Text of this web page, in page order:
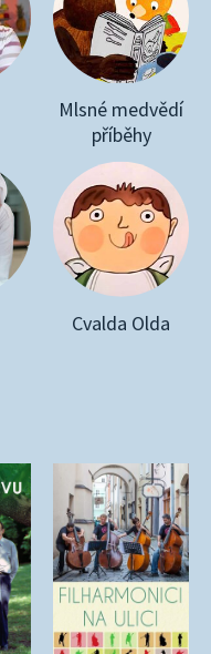
Mlsné medvědí
příběhy
Cvalda Olda